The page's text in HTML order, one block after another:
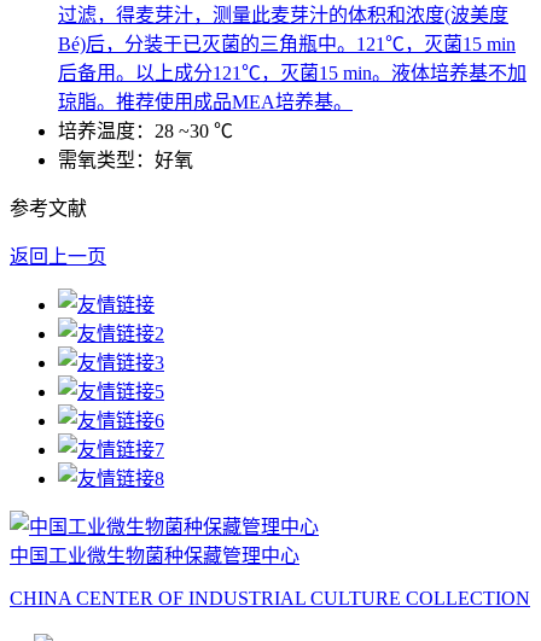
过滤，得麦芽汁，测量此麦芽汁的体积和浓度(波美度
Bé)后，分装于已灭菌的三角瓶中。121℃，灭菌15 min
后备用。以上成分121℃，灭菌15 min。液体培养基不加
琼脂。推荐使用成品MEA培养基。
培养温度：28 ~30 ℃
需氧类型：好氧
参考文献
返回上一页
中国工业微生物菌种保藏管理中心
CHINA CENTER OF INDUSTRIAL CULTURE COLLECTION